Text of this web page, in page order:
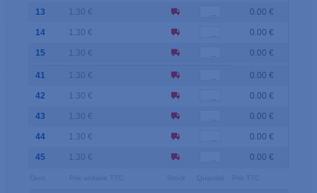
13 1.30 € 0.00 €
14 1.30 € 0.00 €
15 1.30 € 0.00 €
41 1.30 € 0.00 €
42 1.30 € 0.00 €
43 1.30 € 0.00 €
44 1.30 € 0.00 €
45 1.30 € 0.00 €